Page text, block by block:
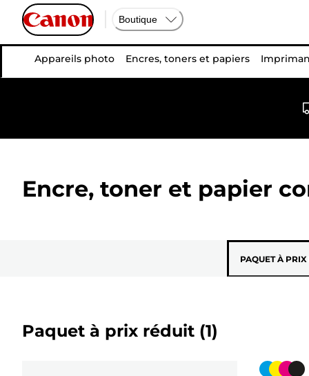
Boutique
Appareils photo Encres, toners et papiers
Encre, toner et papier
PAQUET À
Paquet à prix réduit (1)